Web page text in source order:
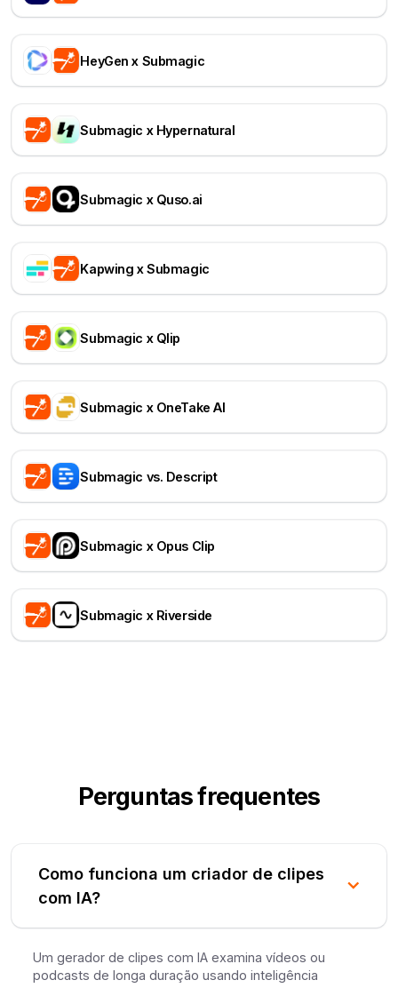
HeyGen x Submagic
Submagic x Hypernatural
Submagic x Quso.ai
Kapwing x Submagic
Submagic x Qlip
Submagic x OneTake AI
Submagic vs. Descript
Submagic x Opus Clip
Submagic x Riverside
Perguntas frequentes
Como funciona um criador de clipes
com IA?
Um gerador de clipes com IA examina vídeos ou
podcasts de longa duração usando inteligência